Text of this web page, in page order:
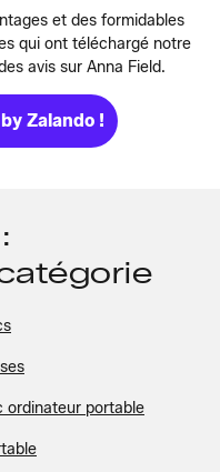
et des formidables
qui ont téléchargé notre
avis sur Anna Field.
Zalando !
ordinateur portable